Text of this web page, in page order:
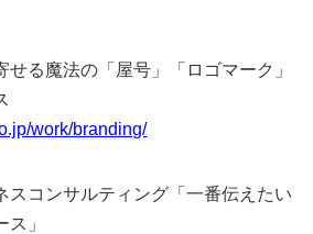
る魔法の「屋号」「ロゴマーク」
work/branding/
コンサルティング「一番伝えたい
」